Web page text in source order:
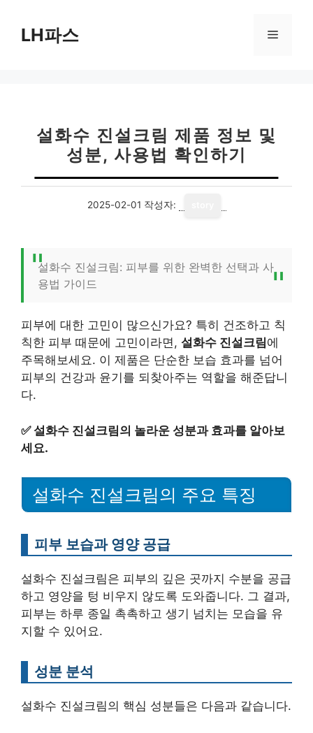
LH파스 메
설화수 진설크림 제품 정보 및
성분, 사용법 확인하기
2025-02-01 작성자:
설화수 진설크림: 피부를 위한 완벽한 선택과 사
용법 가이드
피부에 대한 고민이 많으신가요? 특히 건조하고 칙
칙한 피부 때문에 고민이라면, 설화수 진설크림에
주목해보세요. 이 제품은 단순한 보습 효과를 넘어
피부의 건강과 윤기를 되찾아주는 역할을 해준답니
다.
✅설화수 진설크림의 놀라운 성분과 효과를 알아보
세요.
설화수 진설크림의 주요 특징
피부 보습과 영양 공급
설화수 진설크림은 피부의 깊은 곳까지 수분을 공급
하고 영양을 텅 비우지 않도록 도와줍니다. 그 결과,
피부는 하루 종일 촉촉하고 생기 넘치는 모습을 유
지할 수 있어요.
성분 분석
설화수 진설크림의 핵심 성분들은 다음과 같습니다.